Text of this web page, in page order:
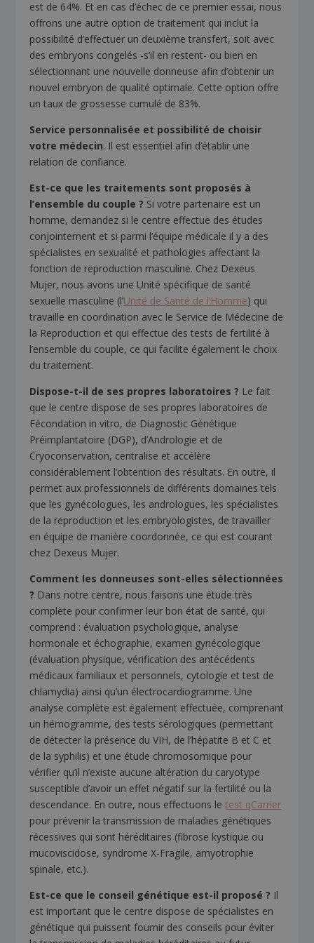
est de 64%. Et en cas d’échec de ce premier essai, nous
offrons une autre option de traitement qui inclut la
possibilité d’effectuer un deuxième transfert, soit avec
des embryons congelés -s’il en restent- ou bien en
sélectionnant une nouvelle donneuse afin d’obtenir un
nouvel embryon de qualité optimale. Cette option offre
un taux de grossesse cumulé de 83%.
Service personnalisée et possibilité de choisir
votre médecin. Il est essentiel afin d’établir une
relation de confiance.
Est-ce que les traitements sont proposés à
l’ensemble du couple ? Si votre partenaire est un
homme, demandez si le centre effectue des études
conjointement et si parmi l’équipe médicale il y a des
spécialistes en sexualité et pathologies affectant la
fonction de reproduction masculine. Chez Dexeus
Mujer, nous avons une Unité spécifique de santé
sexuelle masculine (l’Unité de Santé de l’Homme) qui
travaille en coordination avec le Service de Médecine de
la Reproduction et qui effectue des tests de fertilité à
l’ensemble du couple, ce qui facilite également le choix
du traitement.
Dispose-t-il de ses propres laboratoires ? Le fait
que le centre dispose de ses propres laboratoires de
Fécondation in vitro, de Diagnostic Génétique
Préimplantatoire (DGP), d’Andrologie et de
Cryoconservation, centralise et accélère
considérablement l’obtention des résultats. En outre, il
permet aux professionnels de différents domaines tels
que les gynécologues, les andrologues, les spécialistes
de la reproduction et les embryologistes, de travailler
en équipe de manière coordonnée, ce qui est courant
chez Dexeus Mujer.
Comment les donneuses sont-elles sélectionnées
? Dans notre centre, nous faisons une étude très
complète pour confirmer leur bon état de santé, qui
comprend : évaluation psychologique, analyse
hormonale et échographie, examen gynécologique
(évaluation physique, vérification des antécédents
médicaux familiaux et personnels, cytologie et test de
chlamydia) ainsi qu’un électrocardiogramme. Une
analyse complète est également effectuée, comprenant
un hémogramme, des tests sérologiques (permettant
de détecter la présence du VIH, de l’hépatite B et C et
de la syphilis) et une étude chromosomique pour
vérifier qu’il n’existe aucune altération du caryotype
susceptible d’avoir un effet négatif sur la fertilité ou la
descendance. En outre, nous effectuons letest qCarrier
pour prévenir la transmission de maladies génétiques
récessives qui sont héréditaires (fibrose kystique ou
mucoviscidose, syndrome X-Fragile, amyotrophie
spinale, etc.).
Est-ce que le conseil génétique est-il proposé ? Il
est important que le centre dispose de spécialistes en
génétique qui puissent fournir des conseils pour éviter